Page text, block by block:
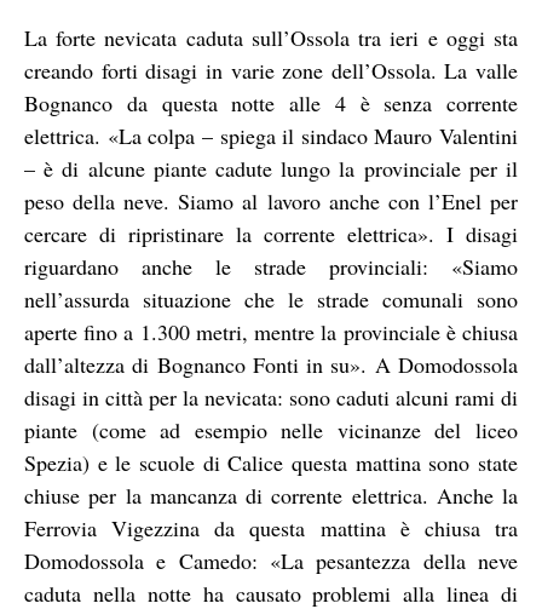
La forte nevicata caduta sull’Ossola tra ieri e oggi sta
creando forti disagi in varie zone dell’Ossola. La valle
Bognanco da questa notte alle 4 è senza corrente
elettrica. «La colpa – spiega il sindaco Mauro Valentini
– è di alcune piante cadute lungo la provinciale per il
peso della neve. Siamo al lavoro anche con l’Enel per
cercare di ripristinare la corrente elettrica». I disagi
riguardano anche le strade provinciali: «Siamo
nell’assurda situazione che le strade comunali sono
aperte fino a 1.300 metri, mentre la provinciale è chiusa
dall’altezza di Bognanco Fonti in su». A Domodossola
disagi in città per la nevicata: sono caduti alcuni rami di
piante (come ad esempio nelle vicinanze del liceo
Spezia) e le scuole di Calice questa mattina sono state
chiuse per la mancanza di corrente elettrica. Anche la
Ferrovia Vigezzina da questa mattina è chiusa tra
Domodossola e Camedo: «La pesantezza della neve
caduta nella notte ha causato problemi alla linea di